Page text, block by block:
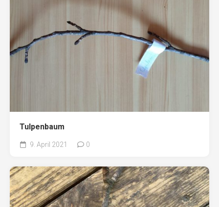
Tulpenbaum
9. April 2021 0